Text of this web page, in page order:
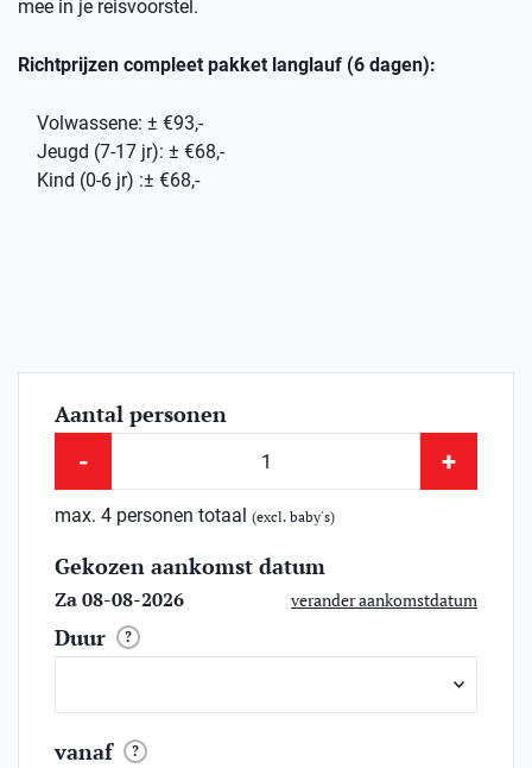
mee in je reisvoorstel.
Richtprijzen compleet pakket langlauf (6 dagen):
Volwassene: ± €93,-
Jeugd (7-17 jr): ± €68,-
Kind (0-6 jr) :± €68,-
Aantal personen
- +
max. 4 personen totaal (excl. baby's)
Gekozen aankomst datum
Za 08-08-2026 verander aankomstdatum
Duur ?
vanaf ?